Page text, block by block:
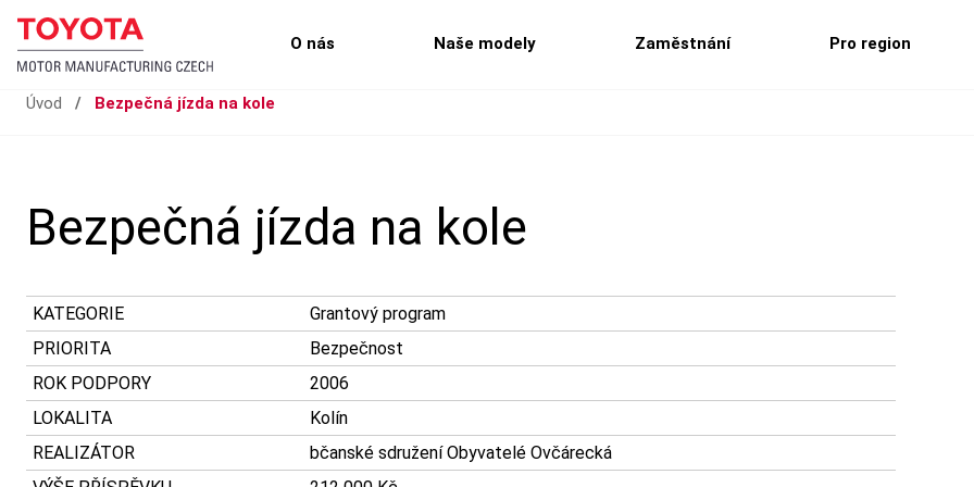
O nás Naše modely Zaměstnání Pro region
Úvod / Bezpečná jízda na kole
Bezpečná jízda na kole
KATEGORIE
Grantový program
PRIORITA
Bezpečnost
ROK PODPORY
2006
LOKALITA
Kolín
REALIZÁTOR
bčanské sdružení Obyvatelé Ovčárecká